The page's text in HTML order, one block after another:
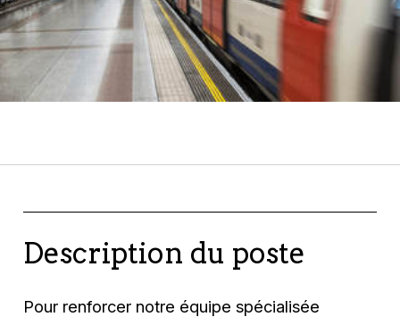
Description du poste
Pour renforcer notre équipe spécialisée